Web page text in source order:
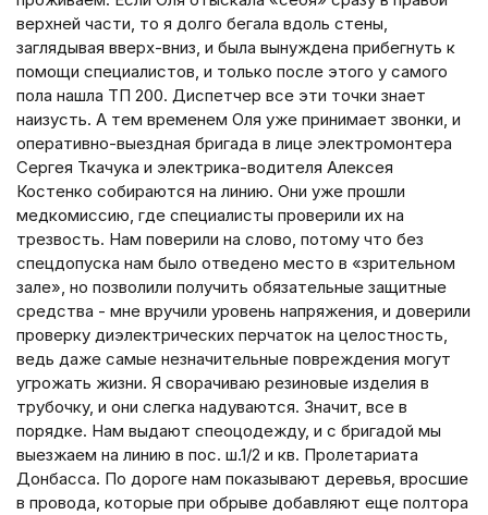
верхней части, то я долго бегала вдоль стены,
заглядывая вверх-вниз, и была вынуждена прибегнуть к
помощи специалистов, и только после этого у самого
пола нашла ТП 200. Диспетчер все эти точки знает
наизусть. А тем временем Оля уже принимает звонки, и
оперативно-выездная бригада в лице электромонтера
Сергея Ткачука и электрика-водителя Алексея
Костенко собираются на линию. Они уже прошли
медкомиссию, где специалисты проверили их на
трезвость. Нам поверили на слово, потому что без
спецдопуска нам было отведено место в «зрительном
зале», но позволили получить обязательные защитные
средства - мне вручили уровень напряжения, и доверили
проверку диэлектрических перчаток на целостность,
ведь даже самые незначительные повреждения могут
угрожать жизни. Я сворачиваю резиновые изделия в
трубочку, и они слегка надуваются. Значит, все в
порядке. Нам выдают спеоцодежду, и с бригадой мы
выезжаем на линию в пос. ш.1/2 и кв. Пролетариата
Донбасса. По дороге нам показывают деревья, вросшие
в провода, которые при обрыве добавляют еще полтора